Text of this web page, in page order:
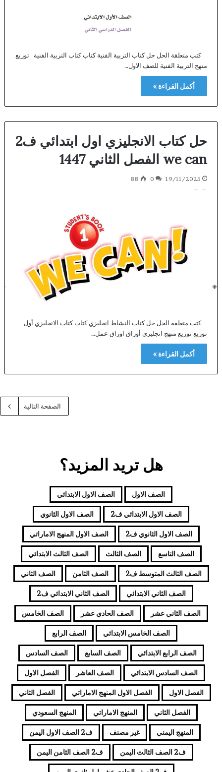
كتب متعلقة الحل حل كتاب التربية الفنية كتاب كتاب التربية الفنية توزيع
منهج التربية الفنية للصف الاول…
أكمل القراءة »
حل كتاب الانجليزي اول ابتدائي ف2
we can الفصل الثاني 1447
19/11/2025
0
88
كتب متعلقة الحل حل كتاب النشاط انجليزي كتاب كتاب الانجليزي أول
توزيع توزيع منهج انجليزي أوراق اوراق عمل…
أكمل القراءة »
الصفحة التالية
هل تريد المزيد؟
الصف الاول الصف الاول الابتدائي
الصف الاول الابتدائي ف2 الصف الاول الثانوي
الصف الاول الثانوي ف2 الصف الاول المنهج الاماراتي
الصف التاسع الصف الثالث الصف الثالث الابتدائي
الصف الثالث المتوسط ف2 الصف الثامن الصف الثاني
الصف الثاني الابتدائي الصف الثاني الابتدائي ف2
الصف الثاني عشر الصف الحادي عشر الصف الخامس
الصف الخامس الابتدائي الصف الرابع
الصف الرابع الابتدائي الصف السابع الصف السادس
الصف السادس الابتدائي الصف العاشر الفصل الاول
الفصل الاول الفصل الاول المنهج الاماراتي الفصل الثاني
الفصل الثاني المنهج الاماراتي المنهج السعودي
المنهج اليمني غير مصنف ف2 الصف الاول اليمن
ف2 الصف الثالث اليمن ف2 الصف الثامن اليمن